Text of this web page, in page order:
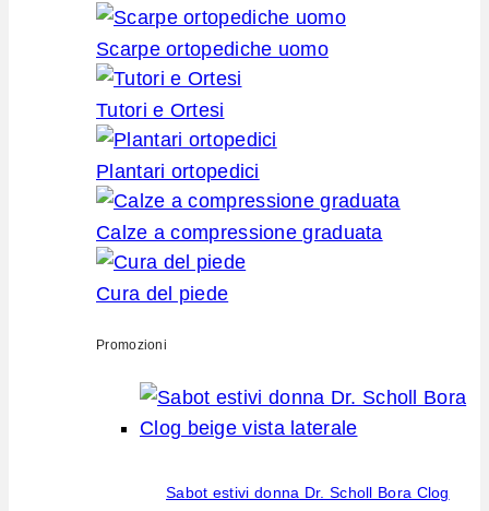
Scarpe ortopediche uomo
Tutori e Ortesi
Plantari ortopedici
Calze a compressione graduata
Cura del piede
Promozioni
Sabot estivi donna Dr. Scholl Bora Clog